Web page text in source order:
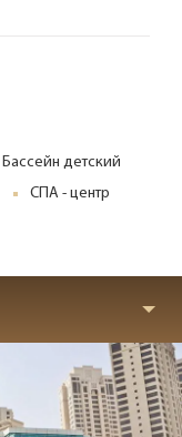
Бассейн детский
СПА - центр